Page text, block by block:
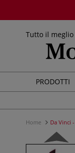
Tutto il
PRODOTTI
Home Da Vinci